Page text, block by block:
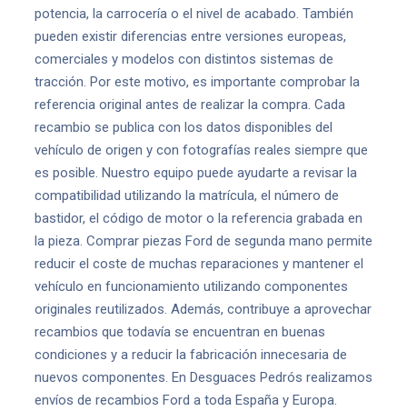
potencia, la carrocería o el nivel de acabado. También
pueden existir diferencias entre versiones europeas,
comerciales y modelos con distintos sistemas de
tracción. Por este motivo, es importante comprobar la
referencia original antes de realizar la compra. Cada
recambio se publica con los datos disponibles del
vehículo de origen y con fotografías reales siempre que
es posible. Nuestro equipo puede ayudarte a revisar la
compatibilidad utilizando la matrícula, el número de
bastidor, el código de motor o la referencia grabada en
la pieza. Comprar piezas Ford de segunda mano permite
reducir el coste de muchas reparaciones y mantener el
vehículo en funcionamiento utilizando componentes
originales reutilizados. Además, contribuye a aprovechar
recambios que todavía se encuentran en buenas
condiciones y a reducir la fabricación innecesaria de
nuevos componentes. En Desguaces Pedrós realizamos
envíos de recambios Ford a toda España y Europa.